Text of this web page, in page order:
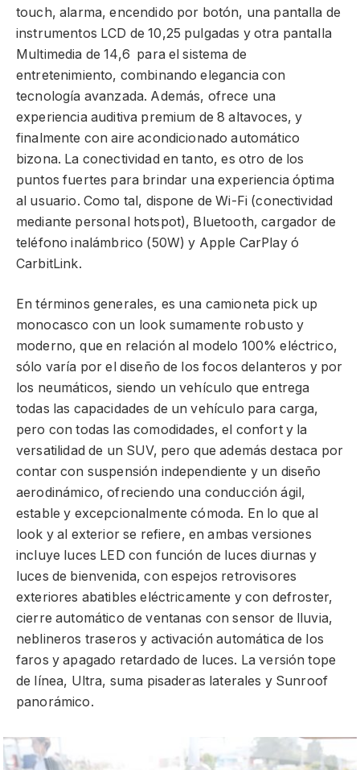
touch, alarma, encendido por botón, una pantalla de
instrumentos LCD de 10,25 pulgadas y otra pantalla
Multimedia de 14,6 para el sistema de
entretenimiento, combinando elegancia con
tecnología avanzada. Además, ofrece una
experiencia auditiva premium de 8 altavoces, y
finalmente con aire acondicionado automático
bizona. La conectividad en tanto, es otro de los
puntos fuertes para brindar una experiencia óptima
al usuario. Como tal, dispone de Wi-Fi (conectividad
mediante personal hotspot), Bluetooth, cargador de
teléfono inalámbrico (50W) y Apple CarPlay ó
CarbitLink.
En términos generales, es una camioneta pick up
monocasco con un look sumamente robusto y
moderno, que en relación al modelo 100% eléctrico,
sólo varía por el diseño de los focos delanteros y por
los neumáticos, siendo un vehículo que entrega
todas las capacidades de un vehículo para carga,
pero con todas las comodidades, el confort y la
versatilidad de un SUV, pero que además destaca por
contar con suspensión independiente y un diseño
aerodinámico, ofreciendo una conducción ágil,
estable y excepcionalmente cómoda. En lo que al
look y al exterior se refiere, en ambas versiones
incluye luces LED con función de luces diurnas y
luces de bienvenida, con espejos retrovisores
exteriores abatibles eléctricamente y con defroster,
cierre automático de ventanas con sensor de lluvia,
neblineros traseros y activación automática de los
faros y apagado retardado de luces. La versión tope
de línea, Ultra, suma pisaderas laterales y Sunroof
panorámico.